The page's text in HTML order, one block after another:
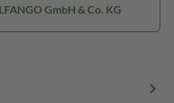
GmbH & Co. KG